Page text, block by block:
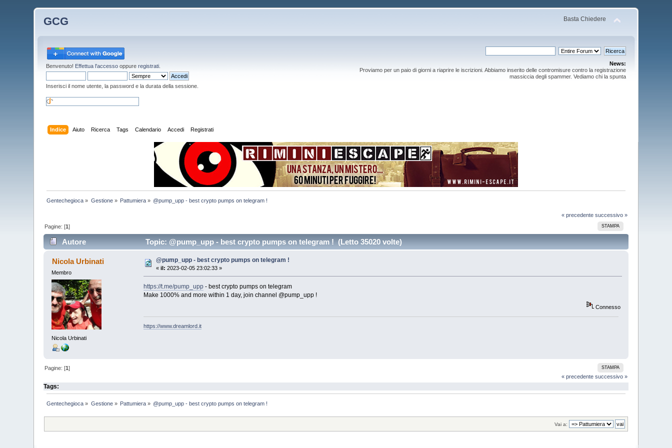
GCG Basta Chiedere
Benvenuto! Effettua l'accesso oppureregistrati
Inserisci il nome utente, la password e la durata della sessione.
News:
Proviamo per un paio di giorni a riaprire le iscrizioni. Abbiamo inserito delle contromisure contro la registrazione
massiccia degli spammer. Vediamo chi la spunta
Indice Aiuto Ricerca Tags Calendario Accedi Registrati
Gentechegioca » Gestione» Pattumiera » @pump_upp - best crypto pumps on telegram !
« precedente successivo »
STAMPA
Pagine: [1]
Autore Topic: @pump_upp - best crypto pumps on telegram ! (Letto 35020 volte)
Nicola Urbinati
Membro
Nicola Urbinati
@pump_upp - best crypto pumps on telegram !
«il: 2023-02-05 23:02:33 »
https://t.me/pump_upp- best crypto pumps on telegram
Make 1000% and more within 1 day, join channel @pump_upp !
Connesso
https://www.dreamlord.it
STAMPA
Pagine: [1]
« precedente successivo »
Tags:
Gentechegioca » Gestione» Pattumiera » @pump_upp - best crypto pumps on telegram !
Vai a: